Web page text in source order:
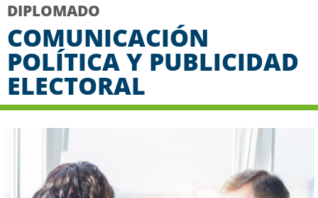
DIPLOMADO
COMUNICACIÓN
POLÍTICA Y PUBLICIDAD
ELECTORAL